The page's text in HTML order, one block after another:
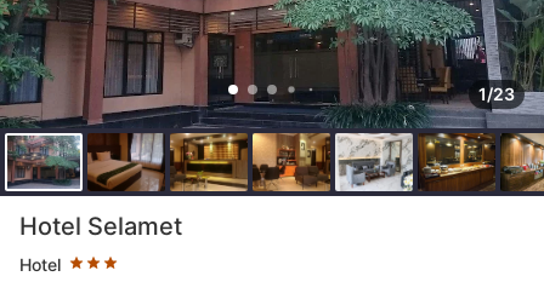
1/23
Hotel Selamet
Hotel
Liczba gwiazdek: 3